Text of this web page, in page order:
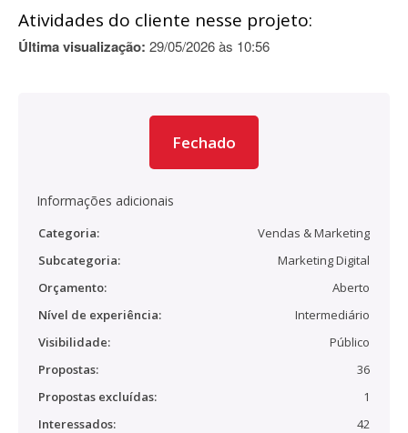
Atividades do cliente nesse projeto:
Última visualização: 29/05/2026 às 10:56
Fechado
Informações adicionais
Categoria:
Vendas & Marketing
Subcategoria:
Marketing Digital
Orçamento:
Aberto
Nível de experiência:
Intermediário
Visibilidade:
Público
Propostas:
36
Propostas excluídas:
1
Interessados:
42